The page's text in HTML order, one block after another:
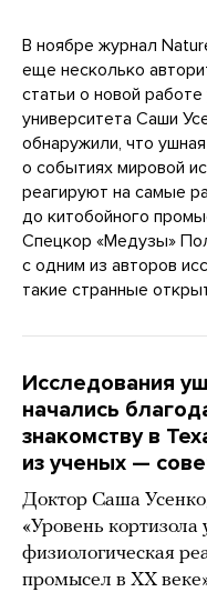
В ноябре журнал
еще несколько
статьи о новой
университета Саши
обнаружили, что
о событиях мировой
реагируют на самые
до китобойного
Спецкор «Медузы»
с одним из авторов
такие странные
Исследования
начались
знакомству в
из ученых —
Доктор Саша
«Уровень кортизола
физиологическая
промысел в ХХ